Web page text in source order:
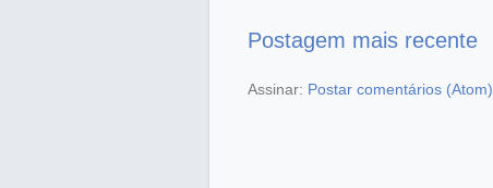
Postagem mais recente
Assinar: Postar comentários (Atom)